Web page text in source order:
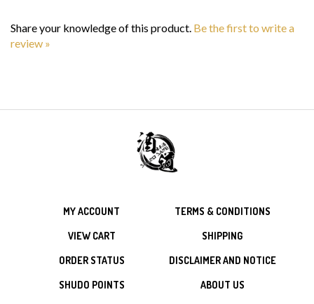
review »
MY ACCOUNT
VIEW CART
ORDER STATUS
SHUDO POINTS
TERMS & CONDITIONS
SHIPPING
DISCLAIMER AND NOTICE
ABOUT US